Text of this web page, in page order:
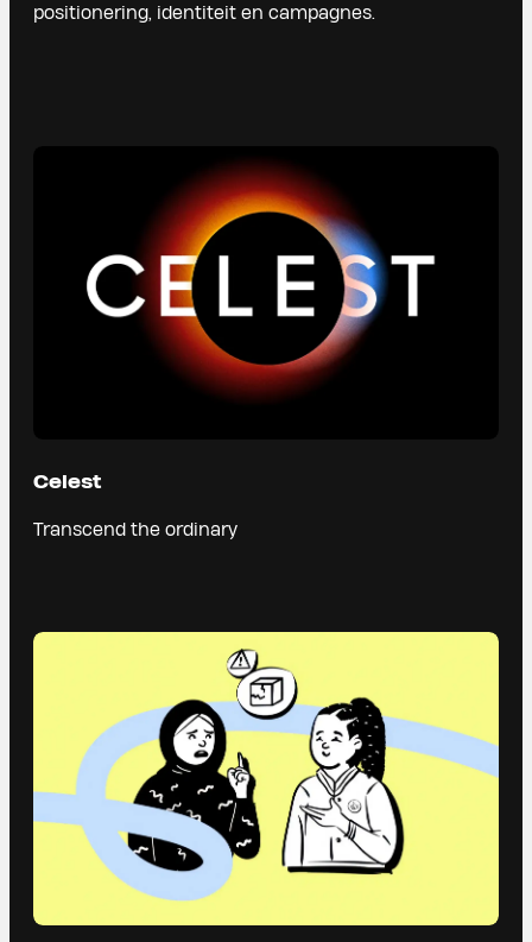
positionering, identiteit en campagnes.
Celest
Transcend the ordinary